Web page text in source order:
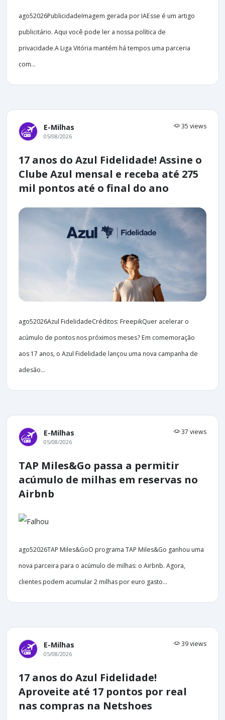
ago52026PublicidadeImagem gerada por IAEsse é um artigo
publicitário. Aqui você pode ler a nossa política de
privacidade.A Liga Vitória mantém há tempos uma parceria
com...
E-Milhas 35 views
05/08/2026
17 anos do Azul Fidelidade! Assine o
Clube Azul mensal e receba até 275
mil pontos até o final do ano
ago52026Azul FidelidadeCréditos: FreepikQuer acelerar o
acúmulo de pontos nos próximos meses? Em comemoração
aos 17 anos, o Azul Fidelidade lançou uma nova campanha de
adesão...
E-Milhas 37 views
05/08/2026
TAP Miles&Go passa a permitir
acúmulo de milhas em reservas no
Airbnb
ago52026TAP Miles&GoO programa TAP Miles&Go ganhou uma
nova parceira para o acúmulo de milhas: o Airbnb. Agora,
clientes podem acumular 2 milhas por euro gasto...
E-Milhas 39 views
05/08/2026
17 anos do Azul Fidelidade!
Aproveite até 17 pontos por real
nas compras na Netshoes